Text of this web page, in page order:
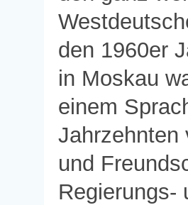
den 1960er
in Moskau
einem
Jahrzehnten
und
Regierungs-